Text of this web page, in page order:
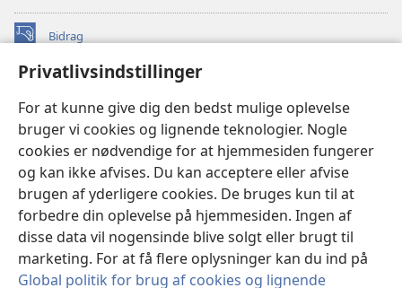
Privatlivsindstillinger
For at kunne give dig den bedst mulige oplevelse
bruger vi cookies og lignende teknologier. Nogle
cookies er nødvendige for at hjemmesiden fungerer
og kan ikke afvises. Du kan acceptere eller afvise
brugen af yderligere cookies. De bruges kun til at
forbedre din oplevelse på hjemmesiden. Ingen af
disse data vil nogensinde blive solgt eller brugt til
marketing. For at få flere oplysninger kan du ind på
Global politik for brug af cookies og lignende
Bidrag
(åbner
vindue)Watchtower ONLINE LIBRARY™
nyt
vindue)JW Hub
(åbner
nyt
vindue)JW Library
Watchtower Library